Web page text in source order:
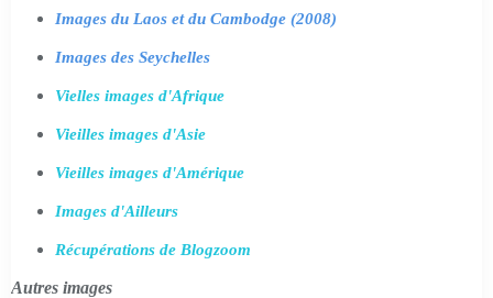
Images du Laos et du Cambodge (2008)
Images des Seychelles
Vielles images d'Afrique
Vieilles images d'Asie
Vieilles images d'Amérique
Images d'Ailleurs
Récupérations de Blogzoom
Autres images